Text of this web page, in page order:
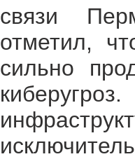
связи
отметил,
сильно